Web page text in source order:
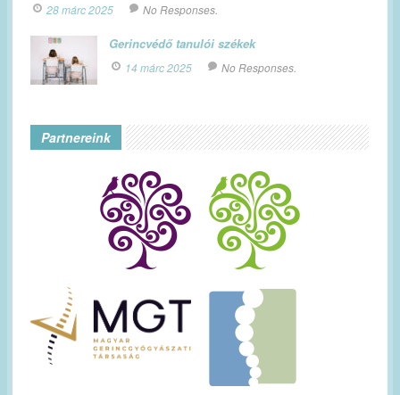
28 márc 2025 No Responses.
Gerincvédő tanulói székek
14 márc 2025 No Responses.
Partnereink